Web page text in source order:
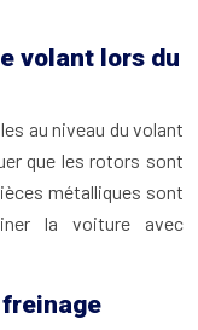
volant lors du
au niveau du volant
que les rotors sont
métalliques sont
la voiture avec